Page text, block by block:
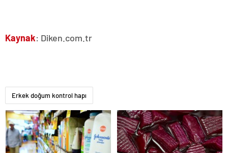
Kaynak: Diken.com.tr
Erkek doğum kontrol hapı